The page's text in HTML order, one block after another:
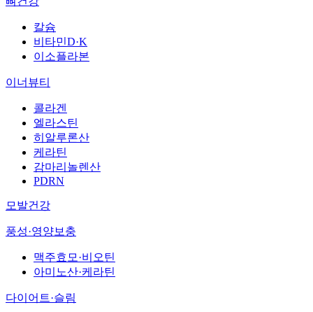
칼슘
비타민D·K
이소플라본
이너뷰티
콜라겐
엘라스틴
히알루론산
케라틴
감마리놀렌산
PDRN
모발건강
풍성·영양보충
맥주효모·비오틴
아미노산·케라틴
다이어트·슬림